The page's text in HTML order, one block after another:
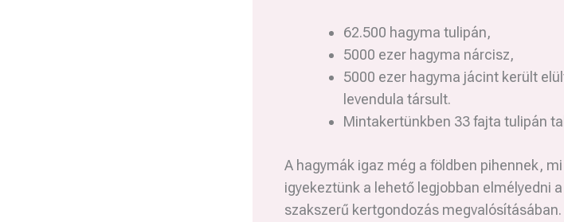
62.500 hagyma tulipán,
5000 ezer hagyma nárcisz,
5000 ezer hagyma jácint került
levendula társult.
Mintakertünkben 33 fajta tulipán
A hagymák igaz még a földben pihennek,
igyekeztünk a lehető legjobban elmélyedni
szakszerű kertgondozás